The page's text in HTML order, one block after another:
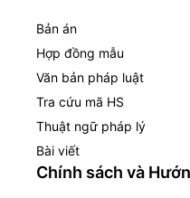
Bản án
Hợp đồng mẫu
Văn bản pháp luật
Tra cứu mã HS
Thuật ngữ pháp lý
Bài viết
Chính sách và